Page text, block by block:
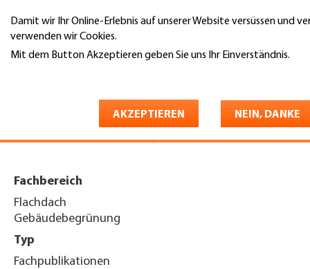
Damit wir Ihr Online-Erlebnis auf unserer Website versüssen und
verwenden wir Cookies.
Mit dem Button Akzeptieren geben Sie uns Ihr Einverständnis.
AKZEPTIEREN NEIN, DANKE
zum
Inhalt
Merkblatt «Flachdachkontrolle
invasive Neophyten»
Fachbereich
Flachdach
Gebäudebegrünung
Typ
Fachpublikationen